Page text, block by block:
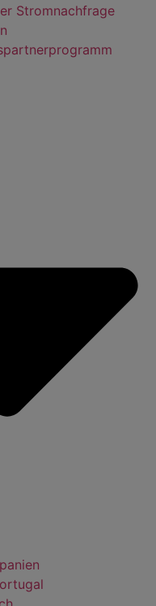
Stromnachfrage